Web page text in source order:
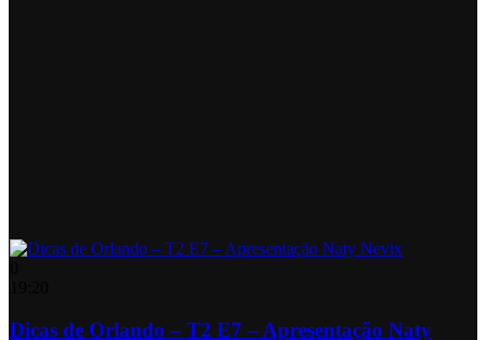
Dicas de Orlando – T2 E7 – Apresentação Naty